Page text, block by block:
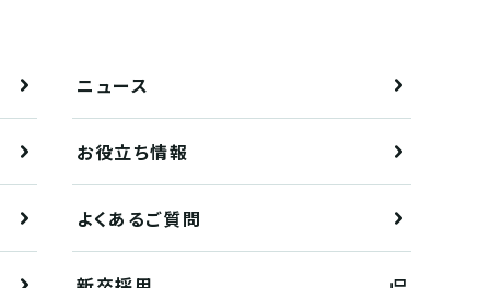
ニュース
お役立ち情報
よくあるご質問